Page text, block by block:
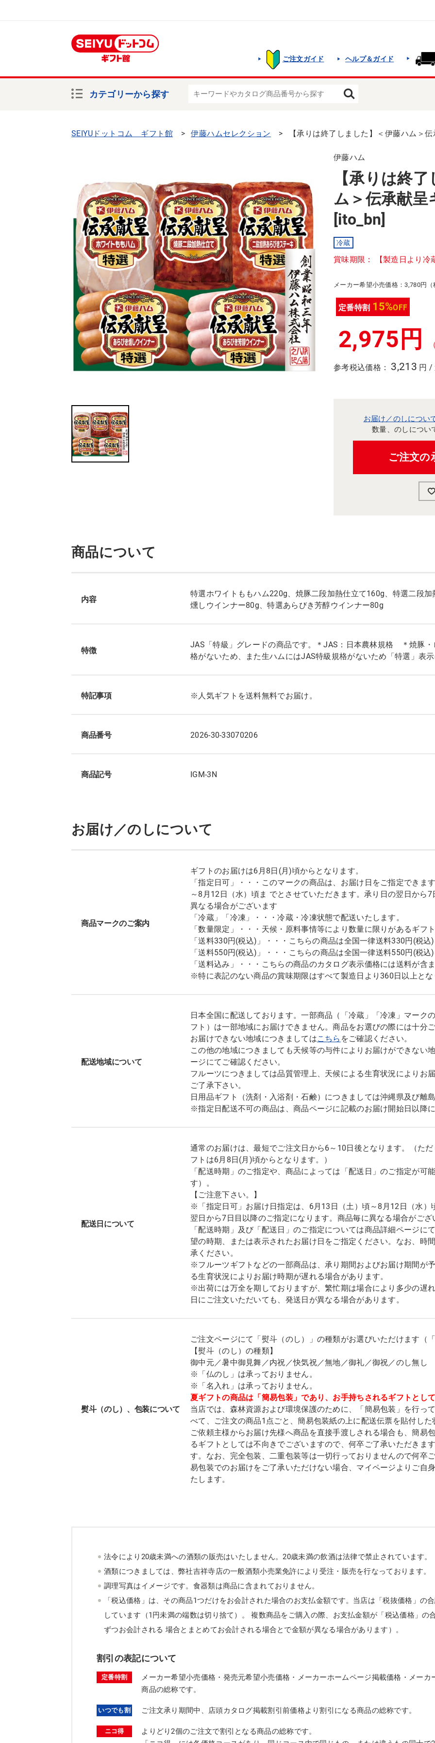
ご注文ガイド ヘルプ＆ガイド
カテゴリーから探す
SEIYUドットコム ギフト館 伊藤ハムセレクション 【承りは終了しました】＜伊藤ハム＞
伊藤ハム
【承りは終
ム＞伝承献呈
[ito_bn]
冷蔵
賞味期限： 【製造日より冷
メーカー希望小売価格：3,780円（
定番特割 15%OFF
2,975円
参考税込価格： 3,213 円 /
お届け／のしについ
数量、のしについ
ご注文の
商品について
内容
特選ホワイトももハム220g、焼豚二段加熱仕立て160g、特選二段
燻しウインナー80g、特選あらびき芳醇ウインナー80g
特徴
JAS「特級」グレードの商品です。＊JAS：日本農林規格 ＊焼豚
格がないため、また生ハムにはJAS特級規格がないため「特選」表示
特記事項 ※人気ギフトを送料無料でお届け。
商品番号 2026-30-33070206
商品記号 IGM-3N
お届け／のしについて
商品マークのご案内
ギフトのお届けは6月8日(月)頃からとなります。
「指定日可」・・・このマークの商品は、お届け日をご指定でき
～8月12日（水）頃ま でとさせていただきます。承り日の翌日から
異なる場合がございます
「冷蔵」「冷凍」・・・冷蔵・冷凍状態で配送いたします。
「数量限定」・・・天候・原料事情等により数量に限りがあるギフト
「送料330円(税込)」・・・こちらの商品は全国一律送料330円(税込)
「送料550円(税込)」・・・こちらの商品は全国一律送料550円(税込)
「送料込み」・・・こちらの商品のカタログ表示価格には送料が含ま
※特に表記のない商品の賞味期限はすべて製造日より360日以上とな
配送地域について
日本全国に配送しております。一部商品（「冷蔵」「冷凍」マーク
フト）は一部地域にお届けできません。商品をお選びの際には十分ご
お届けできない地域につきましてはこちら をご確認ください。
この他の地域につきましても天候等の与件によりお届けができない
ージにてご確認ください。
フルーツにつきましては品質管理上、天候による生育状況によりお
ご了承下さい。
日用品ギフト（洗剤・入浴剤・石鹸）につきましては沖縄県及び離
※指定日配送不可の商品は、商品ページに記載のお届け開始日以降に
配送日について
通常のお届けは、最短でご注文日から6～10日後となります。（た
フトは6月8日(月)頃からとなります。）
「配送時期」のご指定や、商品によっては「配送日」のご指定が可
す）。
【ご注意下さい。】
※「指定日可」お届け日指定は、6月13日（土）頃～8月12日（水）
翌日から7日目以降のご指定になります。商品毎に異なる場合がござ
「配送時期」及び「配送日」のご指定については商品詳細ページに
望の時期、または表示されたお届け日をご指定ください。なお、時
承ください。
※フルーツギフトなどの一部商品は、承り期間およびお届け期間が
る生育状況によりお届け時期が遅れる場合があります。
※出荷には万全を期しておりますが、繁忙期は場合により多少の遅
日にご注文いただいても、発送日が異なる場合があります。
熨斗（のし）、包装について
ご注文ページにて「熨斗（のし）」の種類がお選びいただけます（
【熨斗（のし）の種類】
御中元／暑中御見舞／内祝／快気祝／無地／御礼／御祝／のし無し
※「仏のし」は承っておりません。
※「名入れ」は承っておりません。
夏ギフトの商品は「簡易包装」であり、お手持ちされるギフトとして
当店では、森林資源および環境保護のために、「簡易包装」を行っ
べて、ご注文の商品1点ごと、簡易包装紙の上に配送伝票を貼付した
ご依頼主様からお届け先様へ商品を直接手渡しされる場合も、簡易
るギフトとしては不向きでございますので、何卒ご了承いただきま
す。なお、完全包装、二重包装等は一切行っておりませんので何卒
易包装でのお届けをご了承いただけない場合、マイページよりご自
たします。
法令により20歳未満への酒類の販売はいたしません。20歳未満の飲酒は法律で禁止されています。
酒類につきましては、弊社吉祥寺店の一般酒類小売業免許により受注・販売を行なっております。
調理写真はイメージです。食器類は商品に含まれておりません。
「税込価格」は、その商品1つだけをお会計された場合のお支払金額です。当店は「税抜価格」の
しています（1円未満の端数は切り捨て）。 複数商品をご購入の際、お支払金額が「税込価格」の
ずつお会計される 場合とまとめてお会計される場合とで金額が異なる場合があります）。
割引の表記について
定番特割
メーカー希望小売価格・発売元希望小売価格・メーカーホームページ掲載価格・メーカ
商品の総称です。
いつでも割 ご注文承り期間中、店頭カタログ掲載割引前価格より割引になる商品の総称です。
ニコ得
よりどり2個のご注文で割引となる商品の総称です。